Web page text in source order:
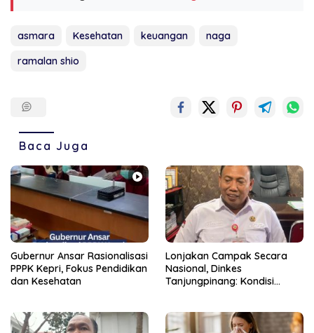
asmara Kesehatan keuangan
naga
ramalan shio
Baca Juga
Gubernur Ansar Rasionalisasi
PPPK Kepri, Fokus Pendidikan
dan Kesehatan
Lonjakan Campak Secara
Nasional, Dinkes
Tanjungpinang: Kondisi